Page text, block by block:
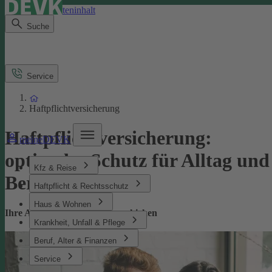
Direkt zum Seiteninhalt
Suche
meineDEVK
Kfz & Reise
Haftpflicht & Rechtsschutz
Haus & Wohnen
Krankheit, Unfall & Pflege
Beruf, Alter & Finanzen
Service
Service
Haftpflichtversicherung
Haftpflichtversicherung:
optimaler Schutz für Alltag und
Beruf
Ihre Absicherung bei Missgeschicken